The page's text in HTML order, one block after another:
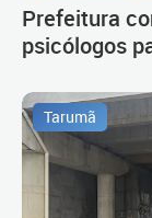
Prefeitura
psicólogos
Tarumã